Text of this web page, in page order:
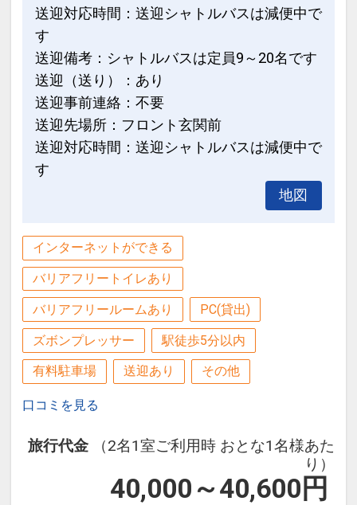
送迎対応時間：送迎シャトルバスは減便中で
す
送迎備考：シャトルバスは定員9～20名です
送迎（送り）：あり
送迎事前連絡：不要
送迎先場所：フロント玄関前
送迎対応時間：送迎シャトルバスは減便中で
す
地図
インターネットができる
バリアフリートイレあり
バリアフリールームあり PC(貸出)
ズボンプレッサー 駅徒歩5分以内
有料駐車場 送迎あり その他
口コミを見る
旅行代金
（2名1室ご利用時 おとな1名様あた
り）
40,000～40,600 円